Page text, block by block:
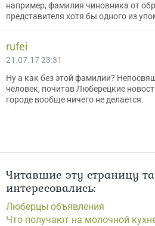
например, фамилия чиновника от
представителя хотя бы одного из
rufei
21.07.17 23:31
Ну а как без этой фамилии?
человек, почитав Люберецкие
городе вообще ничего не делается.
Читавшие эту страницу
интересовались:
Люберцы объявления
Что получают на молочной